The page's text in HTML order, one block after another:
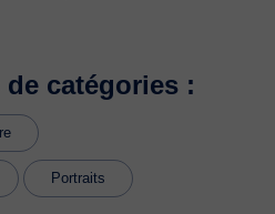
catégories :
Portraits